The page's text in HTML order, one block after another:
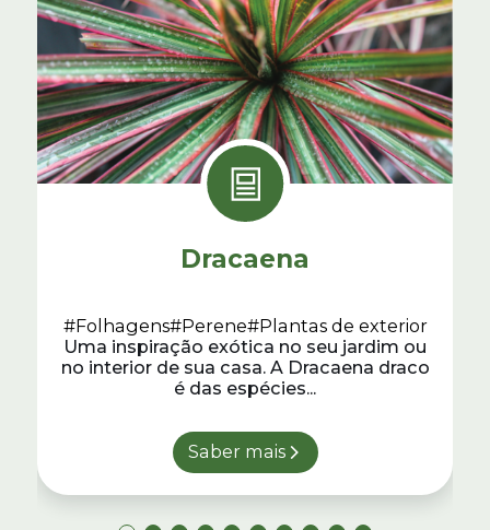
Dracaena
#Folhagens#Perene#Plantas de exterior
Uma inspiração exótica no seu jardim ou
no interior de sua casa. A Dracaena draco
é das espécies...
Saber mais